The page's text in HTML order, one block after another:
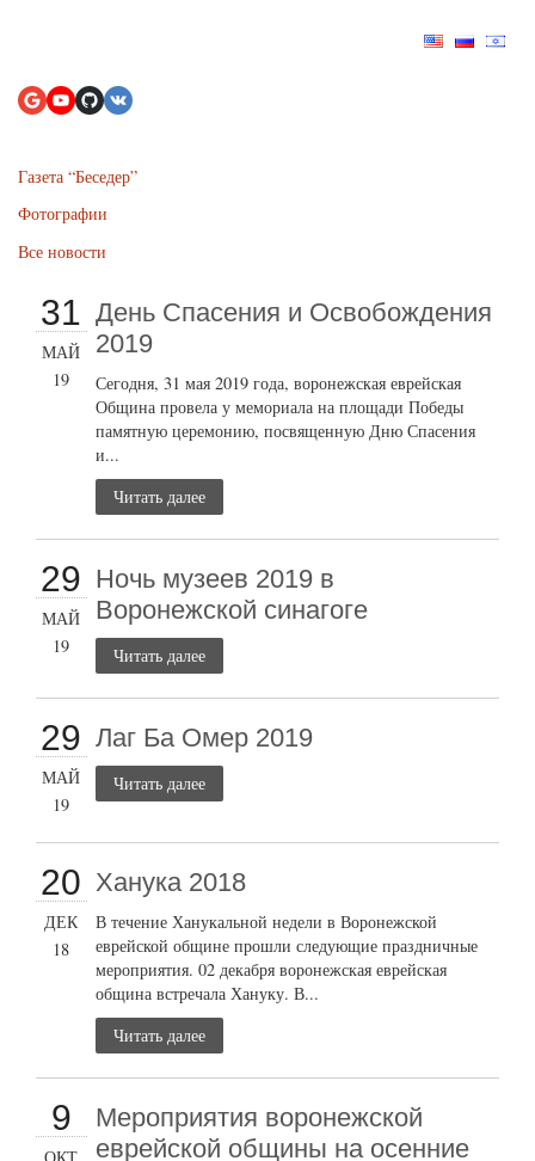
Газета “Беседер”
Фотографии
Все новости
31
МАЙ
19
День Спасения и Освобождения
2019
Сегодня, 31 мая 2019 года, воронежская еврейская
Община провела у мемориала на площади Победы
памятную церемонию, посвященную Дню Спасения
и...
Читать далее
29
МАЙ
19
Ночь музеев 2019 в
Воронежской синагоге
Читать далее
29
МАЙ
19
Лаг Ба Омер 2019
Читать далее
20
ДЕК
18
Ханука 2018
В течение Ханукальной недели в Воронежской
еврейской общине прошли следующие праздничные
мероприятия. 02 декабря воронежская еврейская
община встречала Хануку. В...
Читать далее
9
Мероприятия воронежской
еврейской общины на осенние